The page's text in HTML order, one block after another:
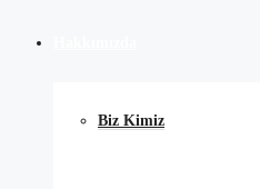
Biz Kimiz